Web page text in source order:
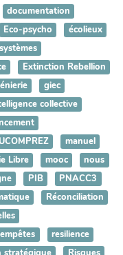
documentation
Eco-psycho
écolieux
Extinction Rebellion
giec
collective
manuel
Libre mooc
nous
PIB
PNACC3
Réconciliation
resilience